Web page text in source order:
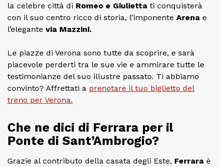
la celebre città di Romeo e Giulietta ti conquisterà
con il suo centro ricco di storia, l’imponente Arena e
l’elegante via Mazzini.
Le piazze di Verona sono tutte da scoprire, e sarà
piacevole perderti tra le sue vie e ammirare tutte le
testimonianze del suo illustre passato. Ti abbiamo
convinto? Affrettati a prenotare il tuo biglietto del
treno per Verona.
Che ne dici di Ferrara per il
Ponte di Sant’Ambrogio?
Grazie al contributo della casata degli Este, Ferrara è